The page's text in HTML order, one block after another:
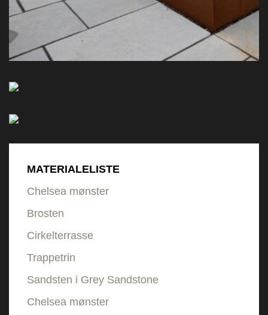
MATERIALELISTE
Chelsea mønster
Brosten
Cirkelterrasse
Trappetrin
Sandsten i Grey Sandstone
Chelsea mønster